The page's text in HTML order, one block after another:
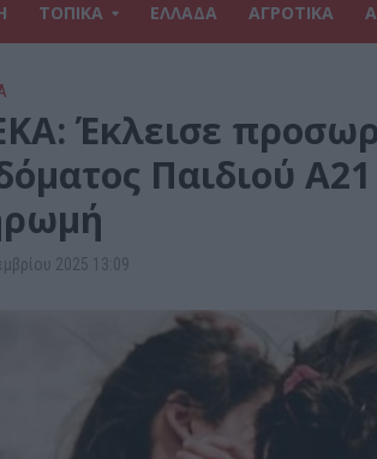
ΤΟΠΙΚΑ ΕΛΛΑΔΑ ΑΓΡΟΤΙΚΑ
Έκλεισε
Παιδιού
2025 13:09